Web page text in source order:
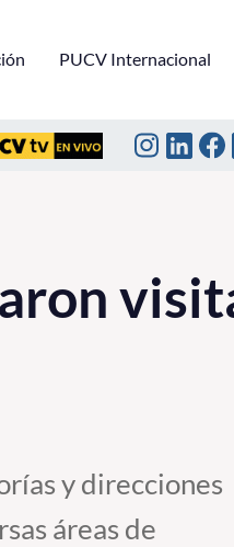
PUCV Internacional
y direcciones
áreas de